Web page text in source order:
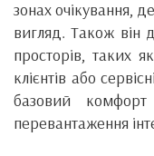
зонах очікування,
вигляд. Також він
просторів, таких
клієнтів або
базовий комфорт
перевантаження